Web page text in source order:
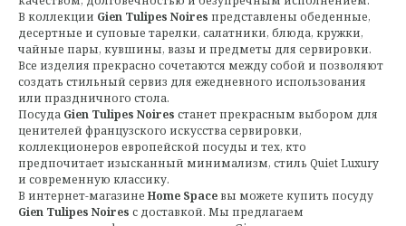
В коллекции Gien Tulipes Noires представлены обеденные,
десертные и суповые тарелки, салатники, блюда, кружки,
чайные пары, кувшины, вазы и предметы для сервировки.
Все изделия прекрасно сочетаются между собой и позволяют
создать стильный сервиз для ежедневного использования
или праздничного стола.
Посуда Gien Tulipes Noires станет прекрасным выбором для
ценителей французского искусства сервировки,
коллекционеров европейской посуды и тех, кто
предпочитает изысканный минимализм, стиль Quiet Luxury
и современную классику.
В интернет-магазине Home Space вы можете купить посуду
Gien Tulipes Noires с доставкой. Мы предлагаем